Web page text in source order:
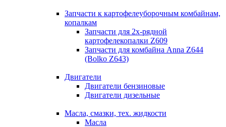
Запчасти к картофелеуборочным комбайнам,
копалкам
Запчасти для 2х-рядной
картофелекопалки Z609
Запчасти для комбайна Anna Z644
(Bolko Z643)
Двигатели
Двигатели бензиновые
Двигатели дизельные
Масла, смазки, тех. жидкости
Масла